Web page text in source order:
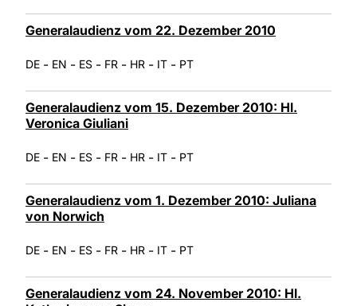
Generalaudienz vom 22. Dezember 2010
DE - EN - ES - FR - HR - IT - PT
Generalaudienz vom 15. Dezember 2010: Hl.
Veronica Giuliani
DE - EN - ES - FR - HR - IT - PT
Generalaudienz vom 1. Dezember 2010: Juliana
von Norwich
DE - EN - ES - FR - HR - IT - PT
Generalaudienz vom 24. November 2010: Hl.